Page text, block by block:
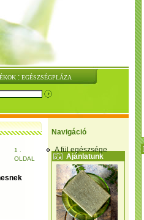
: EGÉSZSÉGPLÁZA
Navigáció
A fül egészsége
Ajánlatunk
1 .
OLDAL